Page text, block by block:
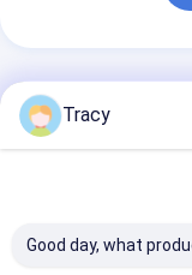
Tracy
Good day, what